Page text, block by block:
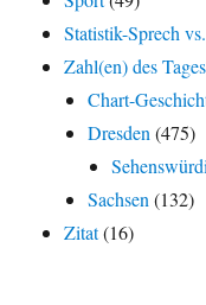
Statistik-Sprech
Zahl(en) des Tages
Chart-
Dresden (475)
Sachsen (132)
Zitat(16)